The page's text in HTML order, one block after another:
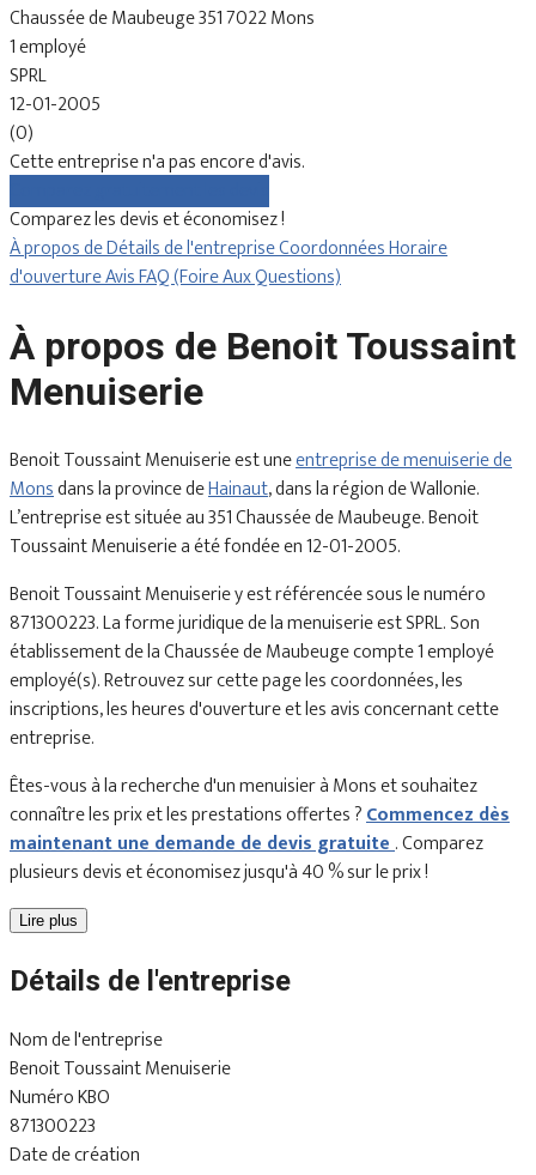
Chaussée de Maubeuge 351 7022 Mons
1 employé
SPRL
12-01-2005
(0)
Cette entreprise n'a pas encore d'avis.
Comparez les devis et économisez !
À propos deDétails de l'entrepriseCoordonnéesHoraire
d'ouvertureAvisFAQ (Foire Aux Questions)
À propos de Benoit Toussaint
Menuiserie
Benoit Toussaint Menuiserie est uneentreprise de menuiserie de
Monsdans la province deHainaut, dans la région de Wallonie.
L’entreprise est située au 351 Chaussée de Maubeuge. Benoit
Toussaint Menuiserie a été fondée en 12-01-2005.
Benoit Toussaint Menuiserie y est référencée sous le numéro
871300223. La forme juridique de la menuiserie est SPRL. Son
établissement de la Chaussée de Maubeuge compte 1 employé
employé(s). Retrouvez sur cette page les coordonnées, les
inscriptions, les heures d'ouverture et les avis concernant cette
entreprise.
Êtes-vous à la recherche d'un menuisier à Mons et souhaitez
connaître les prix et les prestations offertes ?Commencez dès
maintenant une demande de devis gratuite. Comparez
plusieurs devis et économisez jusqu'à 40 % sur le prix !
Lire plus
Détails de l'entreprise
Nom de l'entreprise
Benoit Toussaint Menuiserie
Numéro KBO
871300223
Date de création